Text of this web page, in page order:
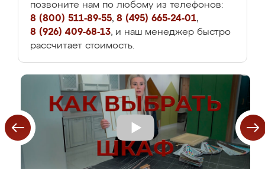
позвоните нам по любому из телефонов:
8 (800) 511-89-55, 8 (495) 665-24-01,
8 (926) 409-68-13, и наш менеджер быстро
рассчитает стоимость.